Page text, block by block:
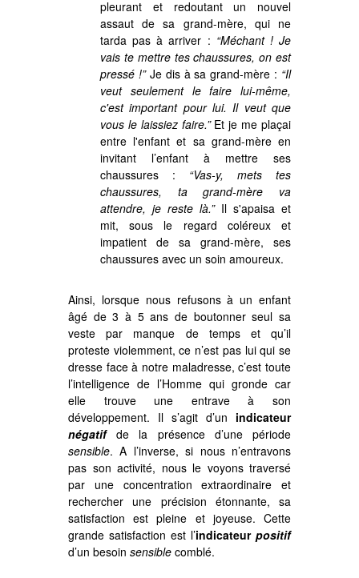
pleurant et redoutant un nouvel
assaut de sa grand-mère, qui ne
tarda pas à arriver : “Méchant ! Je
vais te mettre tes chaussures, on est
pressé !”Je dis à sa grand-mère : “Il
veut seulement le faire lui-même,
c'est important pour lui. Il veut que
vous le laissiez faire.”Et je me plaçai
entre l'enfant et sa grand-mère en
invitant l’enfant à mettre ses
chaussures : “Vas-y, mets tes
chaussures, ta grand-mère va
attendre, je reste là.”Il s'apaisa et
mit, sous le regard coléreux et
impatient de sa grand-mère, ses
chaussures avec un soin amoureux.
Ainsi, lorsque nous refusons à un enfant
âgé de 3 à 5 ans de boutonner seul sa
veste par manque de temps et qu’il
proteste violemment, ce n’est pas lui qui se
dresse face à notre maladresse, c’est toute
l’intelligence de l’Homme qui gronde car
elle trouve une entrave à son
développement. Il s’agit d’un indicateur
négatifde la présence d’une période
sensible. A l’inverse, si nous n’entravons
pas son activité, nous le voyons traversé
par une concentration extraordinaire et
rechercher une précision étonnante, sa
satisfaction est pleine et joyeuse. Cette
grande satisfaction est l’indicateur positif
d’un besoin sensible comblé.